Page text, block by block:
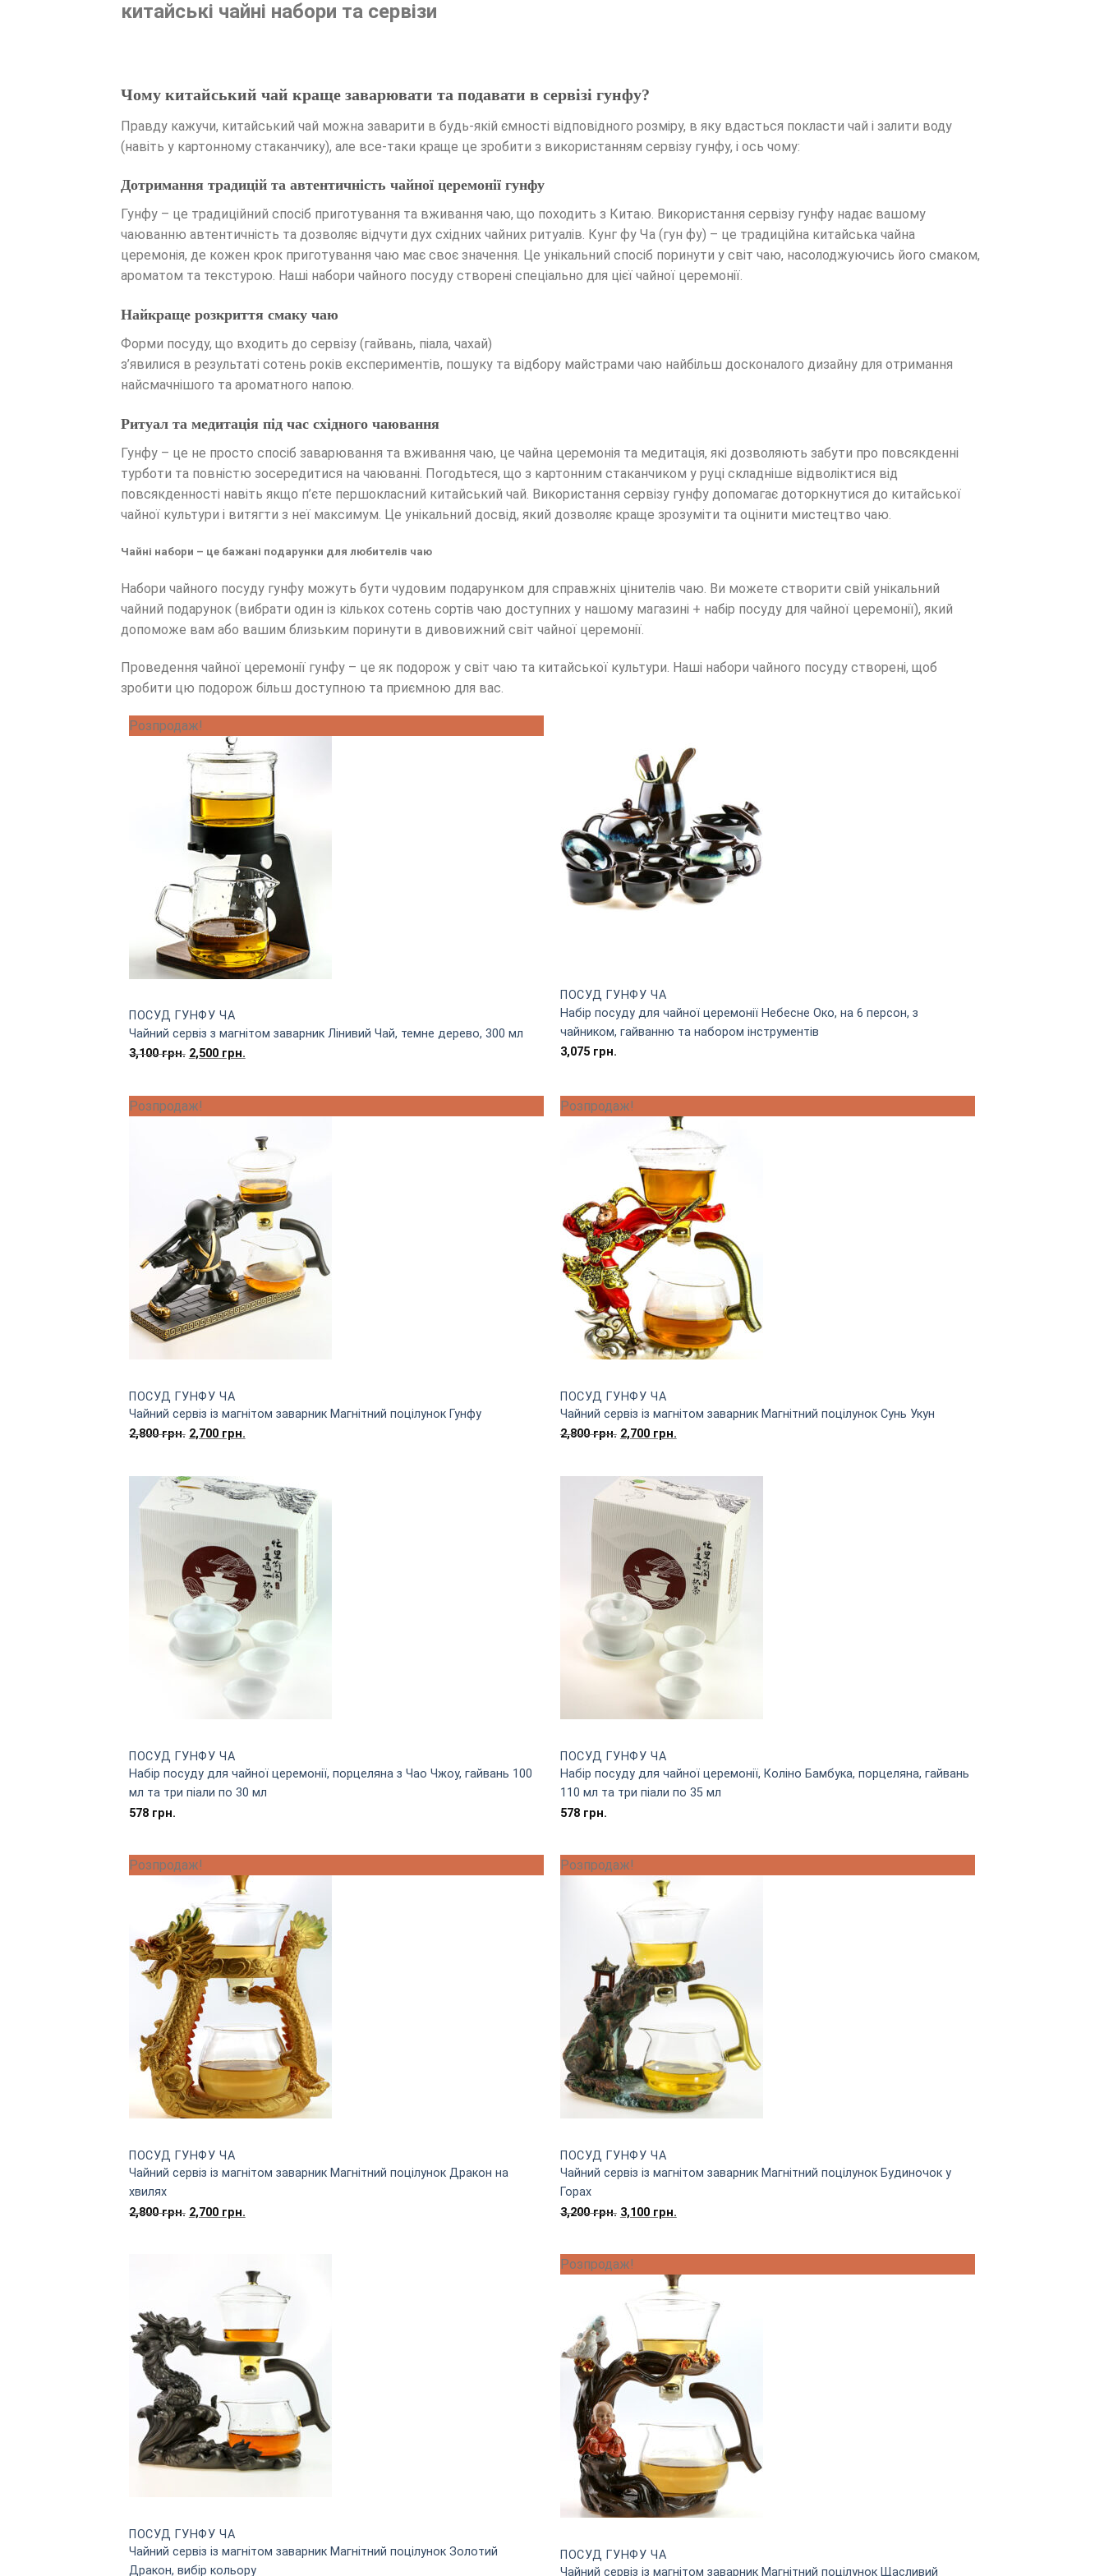
китайські чайні набори та сервізи
Чому китайський чай краще заварювати та подавати в сервізі гунфу?
Правду кажучи, китайський чай можна заварити в будь-якій ємності відповідного розміру, в яку вдасться покласти чай і залити воду
(навіть у картонному стаканчику), але все-таки краще це зробити з використанням сервізу гунфу, і ось чому:
Дотримання традицій та автентичність чайної церемонії гунфу
Гунфу – це традиційний спосіб приготування та вживання чаю, що походить з Китаю. Використання сервізу гунфу надає вашому
чаюванню автентичність та дозволяє відчути дух східних чайних ритуалів. Кунг фу Ча (гун фу) – це традиційна китайська чайна
церемонія, де кожен крок приготування чаю має своє значення. Це унікальний спосіб поринути у світ чаю, насолоджуючись його смаком,
ароматом та текстурою. Наші набори чайного посуду створені спеціально для цієї чайної церемонії.
Найкраще розкриття смаку чаю
Форми посуду, що входить до сервізу (гайвань, піала, чахай)
з’явилися в результаті сотень років експериментів, пошуку та відбору майстрами чаю найбільш досконалого дизайну для отримання
найсмачнішого та ароматного напою.
Ритуал та медитація під час східного чаювання
Гунфу – це не просто спосіб заварювання та вживання чаю, це чайна церемонія та медитація, які дозволяють забути про повсякденні
турботи та повністю зосередитися на чаюванні. Погодьтеся, що з картонним стаканчиком у руці складніше відволіктися від
повсякденності навіть якщо п’єте першокласний китайський чай. Використання сервізу гунфу допомагає доторкнутися до китайської
чайної культури і витягти з неї максимум. Це унікальний досвід, який дозволяє краще зрозуміти та оцінити мистецтво чаю.
Чайні набори – це бажані подарунки для любителів чаю
Набори чайного посуду гунфу можуть бути чудовим подарунком для справжніх цінителів чаю. Ви можете створити свій унікальний
чайний подарунок (вибрати один із кількох сотень сортів чаю доступних у нашому магазині + набір посуду для чайної церемонії), який
допоможе вам або вашим близьким поринути в дивовижний світ чайної церемонії.
Проведення чайної церемонії гунфу – це як подорож у світ чаю та китайської культури. Наші набори чайного посуду створені, щоб
зробити цю подорож більш доступною та приємною для вас.
Розпродаж!
ПОСУД ГУНФУ ЧА
Чайний сервіз з магнітом заварник Лінивий Чай, темне дерево, 300 мл
3,100грн. Оригінальна
грн..
2,500грн.Поточна
ПОСУД ГУНФУ ЧА
Набір посуду для чайної церемонії Небесне Око, на 6 персон, з
чайником, гайванню та набором інструментів
3,075грн.
Розпродаж!
ПОСУД ГУНФУ ЧА
Чайний сервіз із магнітом заварник Магнітний поцілунок Гунфу
2,800грн. Оригінальна
грн..
2,700грн.Поточна
грн..
Розпродаж!
ПОСУД ГУНФУ ЧА
Чайний сервіз із магнітом заварник Магнітний поцілунок Сунь Укун
2,800грн. Оригінальна
грн..
2,700грн.Поточна
грн..
ПОСУД ГУНФУ ЧА
Набір посуду для чайної церемонії, порцеляна з Чао Чжоу, гайвань 100
мл та три піали по 30 мл
578грн.
ПОСУД ГУНФУ ЧА
Набір посуду для чайної церемонії, Коліно Бамбука, порцеляна, гайвань
110 мл та три піали по 35 мл
578грн.
Розпродаж!
ПОСУД ГУНФУ ЧА
Чайний сервіз із магнітом заварник Магнітний поцілунок Дракон на
хвилях
2,800грн. Оригінальна
2,700грн.Поточна
грн..
Розпродаж!
ПОСУД ГУНФУ ЧА
Чайний сервіз із магнітом заварник Магнітний поцілунок Будиночок у
Горах
3,200грн. Оригінальна
грн..
3,100грн.Поточна
ПОСУД ГУНФУ ЧА
Чайний сервіз із магнітом заварник Магнітний поцілунок Золотий
Дракон, вибір кольору
Розпродаж!
ПОСУД ГУНФУ ЧА
Чайний сервіз із магнітом заварник Магнітний поцілунок Щасливий